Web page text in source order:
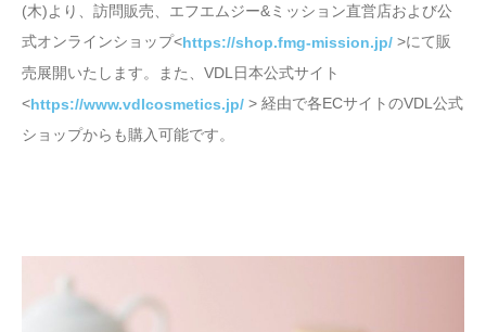
(木)より、訪問販売、エフエムジー&ミッション直営店および公
式オンラインショップ<https://shop.fmg-mission.jp/ >にて販
売展開いたします。また、VDL日本公式サイト
<https://www.vdlcosmetics.jp/ > 経由で各ECサイトのVDL公式
ショップからも購入可能です。